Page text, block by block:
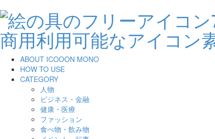
ABOUT ICOOON MONO
HOW TO USE
CATEGORY
人物
ビジネス・金融
健康・医療
ファッション
食べ物・飲み物